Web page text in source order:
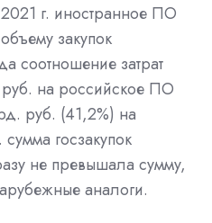
г. иностранное ПО
закупок
соотношение затрат
на российское ПО
руб. (41,2%) на
госзакупок
не превышала сумму,
аналоги.